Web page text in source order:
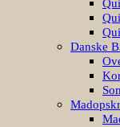
Danske